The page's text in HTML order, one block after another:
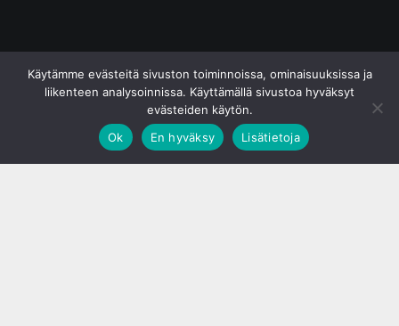
Käytämme evästeitä sivuston toiminnoissa, ominaisuuksissa ja
liikenteen analysoinnissa. Käyttämällä sivustoa hyväksyt
evästeiden käytön.
Ok
En hyväksy Lisätietoja